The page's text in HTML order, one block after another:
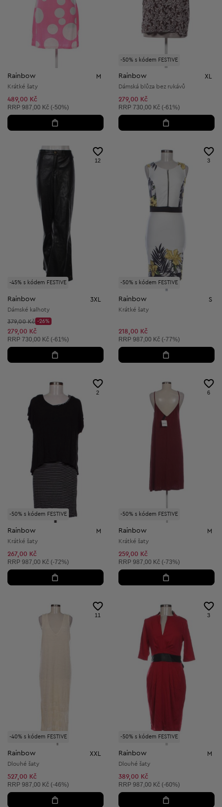
Rainbow M
Krátké šaty
489,00 Kč
Doporučená cena:
RRP 987,00 Kč (-50%)
-50% s kódem FESTIVE
Rainbow XL
Dámská blůza bez rukávů
279,00 Kč
Doporučená cena:
RRP 730,00 Kč (-61%)
-45% s kódem FESTIVE
12
Rainbow 3XL
Dámské kalhoty
Původní cena:
379,00 Kč
Discount Price:
-26%
Snížená cena:
279,00 Kč
Doporučená cena:
RRP 730,00 Kč (-61%)
-50% s kódem FESTIVE
3
Rainbow S
Krátké šaty
218,00 Kč
Doporučená cena:
RRP 987,00 Kč (-77%)
-50% s kódem FESTIVE
2
Rainbow M
Krátké šaty
267,00 Kč
Doporučená cena:
RRP 987,00 Kč (-72%)
-50% s kódem FESTIVE
6
Rainbow M
Krátké šaty
259,00 Kč
Doporučená cena:
RRP 987,00 Kč (-73%)
-40% s kódem FESTIVE
11
Rainbow XXL
Dlouhé šaty
527,00 Kč
Doporučená cena:
RRP 987,00 Kč (-46%)
-50% s kódem FESTIVE
3
Rainbow M
Dlouhé šaty
389,00 Kč
Doporučená cena:
RRP 987,00 Kč (-60%)